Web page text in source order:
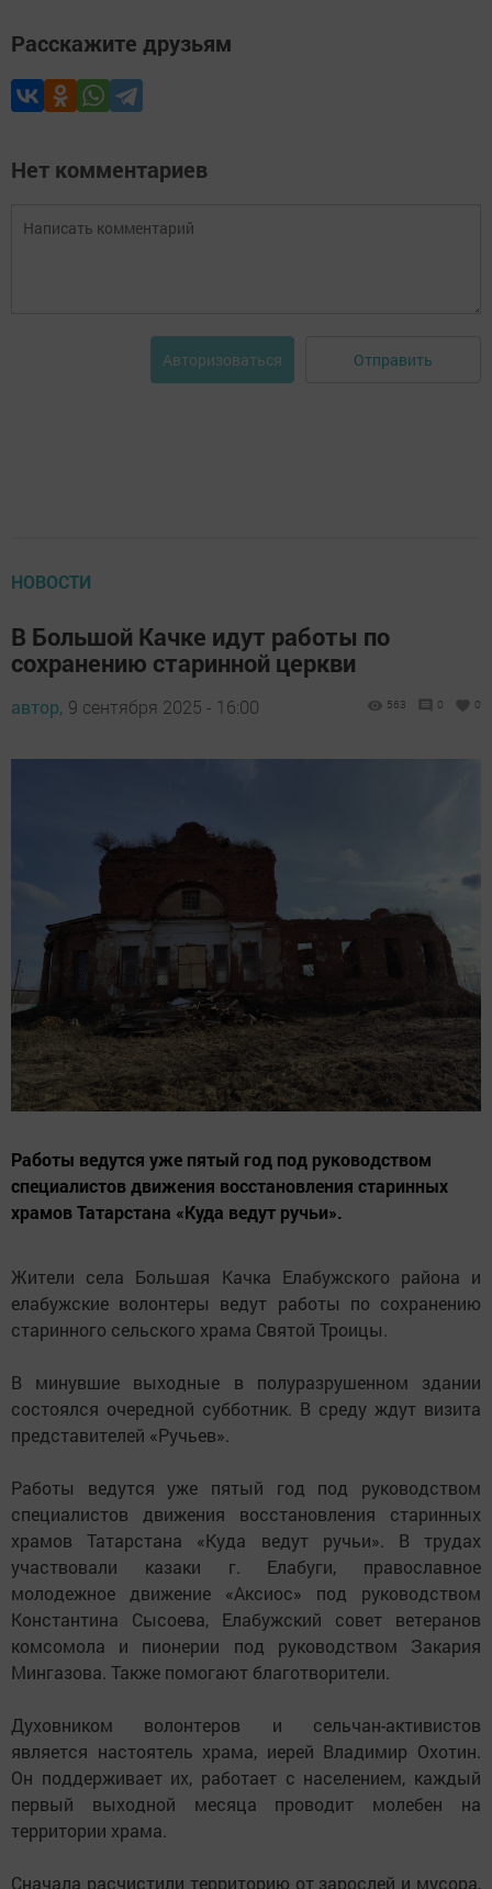
Расскажите друзьям
Нет комментариев
Авторизоваться Отправить
НОВОСТИ
В Большой Качке идут работы по
сохранению старинной церкви
автор, 9 сентября 2025 - 16:00 563 0 0
Работы ведутся уже пятый год под руководством
специалистов движения восстановления старинных
храмов Татарстана «Куда ведут ручьи».
Жители села Большая Качка Елабужского района и
елабужские волонтеры ведут работы по сохранению
старинного сельского храма Святой Троицы.
В минувшие выходные в полуразрушенном здании
состоялся очередной субботник. В среду ждут визита
представителей «Ручьев».
Работы ведутся уже пятый год под руководством
специалистов движения восстановления старинных
храмов Татарстана «Куда ведут ручьи». В трудах
участвовали казаки г. Елабуги, православное
молодежное движение «Аксиос» под руководством
Константина Сысоева, Елабужский совет ветеранов
комсомола и пионерии под руководством Закария
Мингазова. Также помогают благотворители.
Духовником волонтеров и сельчан-активистов
является настоятель храма, иерей Владимир Охотин.
Он поддерживает их, работает с населением, каждый
первый выходной месяца проводит молебен на
территории храма.
Сначала расчистили территорию от зарослей и мусора,